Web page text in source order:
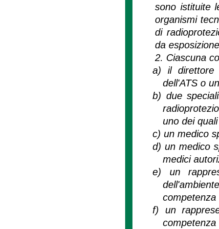
sono istituite
organismi
di
da
2. Ciascuna
a)il direttore
dell'ATS o
b) due
uno dei
c)un medico
d)un medico
medici
e) un
competenza
f) un
competenza